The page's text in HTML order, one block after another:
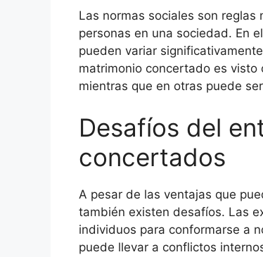
Las normas sociales son
personas en una sociedad. En
pueden variar
matrimonio concertado es
mientras que en otras puede
Desafíos del
concertados
A pesar de las ventajas que
también existen desafíos. Las
individuos para conformarse a
puede llevar a conflictos